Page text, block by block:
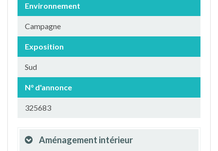
Environnement
Campagne
Exposition
Sud
N° d'annonce
325683
Aménagement intérieur